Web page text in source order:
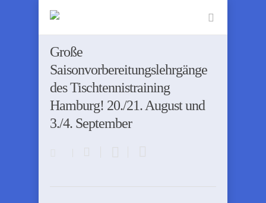
Große
Saisonvorbereitungslehrgänge
des Tischtennistraining
Hamburg! 20./21. August und
3./4. September